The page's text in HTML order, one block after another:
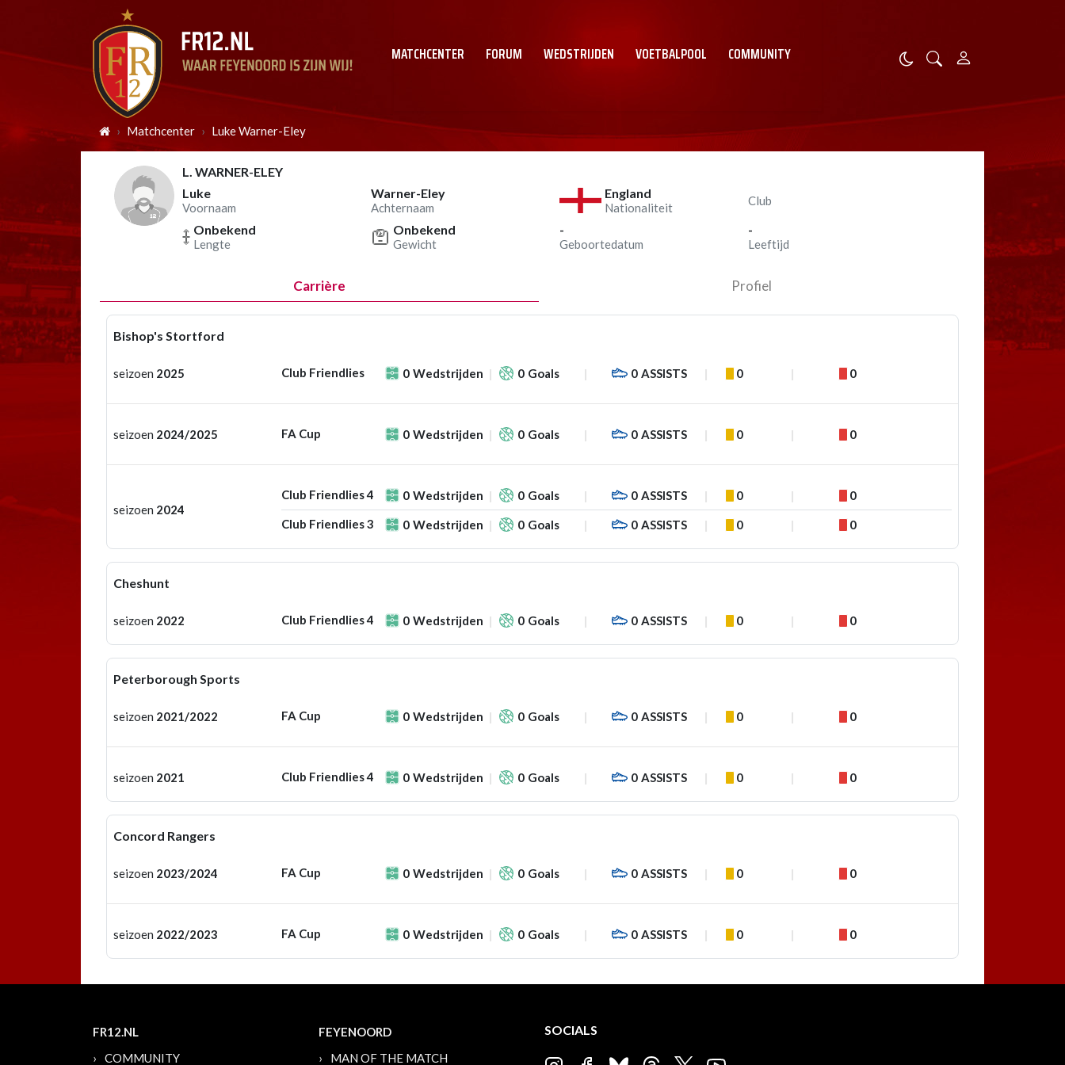
MATCHCENTER FORUM WEDSTRIJDEN VOETBALPOOL COMMUNITY
Matchcenter Luke Warner-Eley
L. WARNER-ELEY
Luke
Voornaam
Warner-Eley
Achternaam
England
Nationaliteit
Club
Onbekend
Lengte
Onbekend
Gewicht
-
Geboortedatum
-
Leeftijd
Carrière Profiel
Bishop's Stortford
seizoen 2025 Club Friendlies 0 Wedstrijden 0 Goals 0 ASSISTS 0 0
seizoen 2024/2025 FA Cup 0 Wedstrijden 0 Goals 0 ASSISTS 0 0
seizoen 2024
Club Friendlies 4 0 Wedstrijden 0 Goals 0 ASSISTS 0 0
Club Friendlies 3 0 Wedstrijden 0 Goals 0 ASSISTS 0 0
Cheshunt
seizoen 2022 Club Friendlies 4 0 Wedstrijden 0 Goals 0 ASSISTS 0 0
Peterborough Sports
seizoen 2021/2022 FA Cup 0 Wedstrijden 0 Goals 0 ASSISTS 0 0
seizoen 2021 Club Friendlies 4 0 Wedstrijden 0 Goals 0 ASSISTS 0 0
Concord Rangers
seizoen 2023/2024 FA Cup 0 Wedstrijden 0 Goals 0 ASSISTS 0 0
seizoen 2022/2023 FA Cup 0 Wedstrijden 0 Goals 0 ASSISTS 0 0
FR12.NL
COMMUNITY
FEYENOORD
MAN OF THE MATCH
SOCIALS